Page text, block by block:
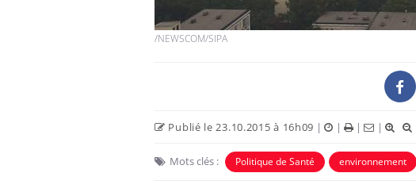
/NEWSCOM/SIPA
Publié le 23.10.2015 à 16h09 | | | |
Mots clés : Politique de Santé environnement
Cytomégalovirus : ce qui
change dans la prise en
charge des femmes